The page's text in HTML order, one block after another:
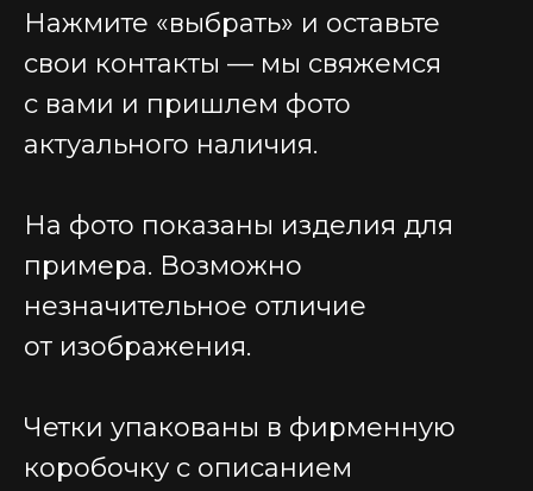
Нажмите «выбрать» и оставьте
свои контакты — мы свяжемся
с вами и пришлем фото
актуального наличия.
На фото показаны изделия для
примера. Возможно
незначительное отличие
от изображения.
Четки упакованы в фирменную
коробочку с описанием